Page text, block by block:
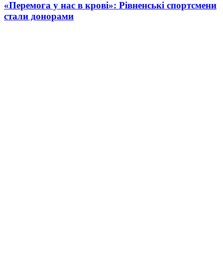
«Перемога у нас в крові»: Рівненські спортсмени
стали донорами